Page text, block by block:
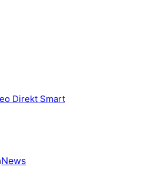
Direkt Smart
News